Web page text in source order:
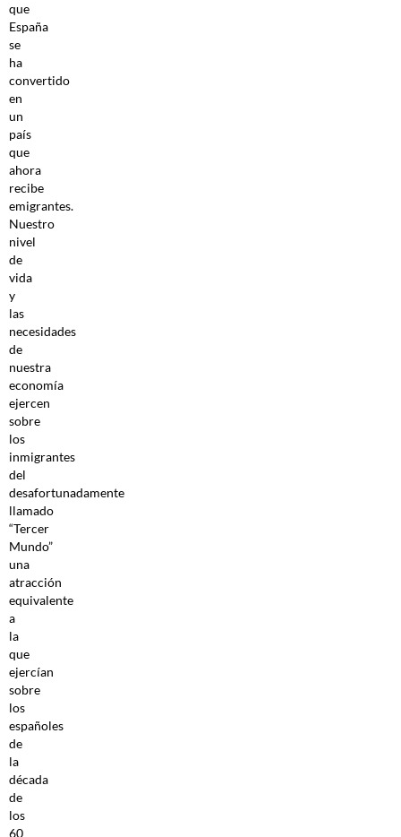
que
España
se
ha
convertido
en
un
país
que
ahora
recibe
emigrantes.
Nuestro
nivel
de
vida
y
las
necesidades
de
nuestra
economía
ejercen
sobre
los
inmigrantes
del
desafortunadamente
llamado
“Tercer
Mundo”
una
atracción
equivalente
a
la
que
ejercían
sobre
los
españoles
de
la
década
de
los
60